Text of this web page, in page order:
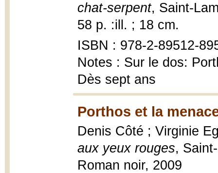
chat-serpent, Saint-
58 p. :ill. ; 18 cm.
ISBN : 978-2-89512-
Notes : Sur le dos:
Dès sept ans
Porthos et la
Denis Côté ; Virginie
aux yeux rouges,
Roman noir, 2009